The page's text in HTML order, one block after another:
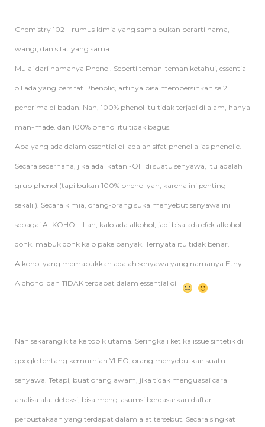
Chemistry 102 – rumus kimia yang sama bukan berarti nama,
wangi, dan sifat yang sama.
Mulai dari namanya Phenol. Seperti teman-teman ketahui, essential
oil ada yang bersifat Phenolic, artinya bisa membersihkan sel2
penerima di badan. Nah, 100% phenol itu tidak terjadi di alam, hanya
man-made. dan 100% phenol itu tidak bagus.
Apa yang ada dalam essential oil adalah sifat phenol alias phenolic.
Secara sederhana, jika ada ikatan -OH di suatu senyawa, itu adalah
grup phenol (tapi bukan 100% phenol yah, karena ini penting
sekali!). Secara kimia, orang-orang suka menyebut senyawa ini
sebagai ALKOHOL. Lah, kalo ada alkohol, jadi bisa ada efek alkohol
donk. mabuk donk kalo pake banyak. Ternyata itu tidak benar.
Alkohol yang memabukkan adalah senyawa yang namanya Ethyl
Alchohol dan TIDAK terdapat dalam essential oil
Nah sekarang kita ke topik utama. Seringkali ketika issue sintetik di
google tentang kemurnian YLEO, orang menyebutkan suatu
senyawa. Tetapi, buat orang awam, jika tidak menguasai cara
analisa alat deteksi, bisa meng-asumsi berdasarkan daftar
perpustakaan yang terdapat dalam alat tersebut. Secara singkat